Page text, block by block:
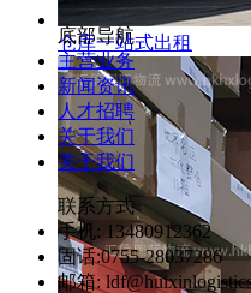
仓库一站式出租
底部导航
主营业务
新闻资讯
人才招聘
关于我们
关于我们
联系方式
手机: 13480912362
固话:0755-28037286
邮箱: